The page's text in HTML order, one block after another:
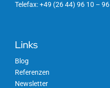
Telefax: +49 (26 44) 96 10 – 96
Links
Blog
Referenzen
Newsletter